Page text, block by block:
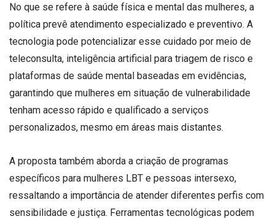
No que se refere à saúde física e mental das mulheres, a
política prevê atendimento especializado e preventivo. A
tecnologia pode potencializar esse cuidado por meio de
teleconsulta, inteligência artificial para triagem de risco e
plataformas de saúde mental baseadas em evidências,
garantindo que mulheres em situação de vulnerabilidade
tenham acesso rápido e qualificado a serviços
personalizados, mesmo em áreas mais distantes.
A proposta também aborda a criação de programas
específicos para mulheres LBT e pessoas intersexo,
ressaltando a importância de atender diferentes perfis com
sensibilidade e justiça. Ferramentas tecnológicas podem